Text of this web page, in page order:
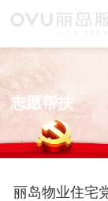
志愿帮扶
丽岛物业住宅